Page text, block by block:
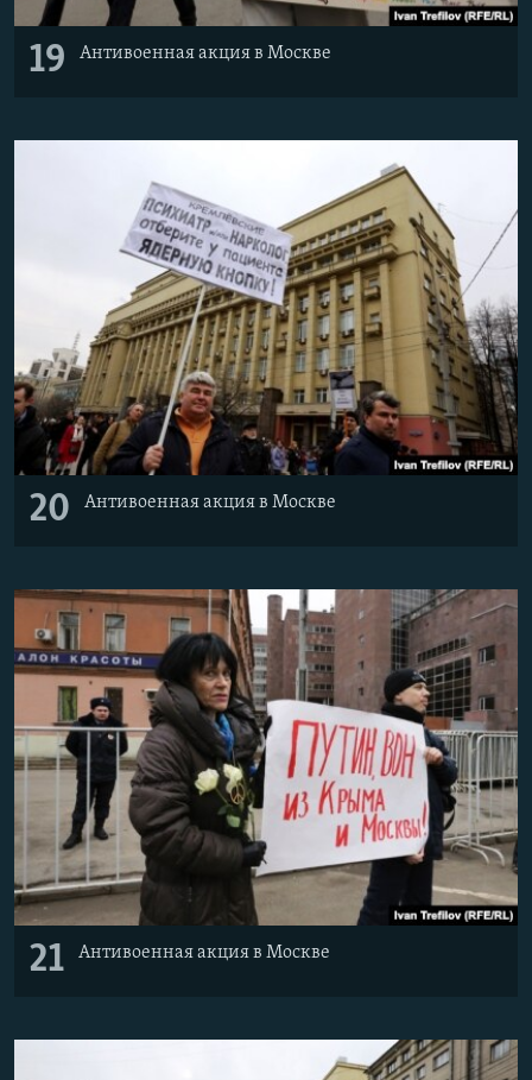
19 Антивоенная акция в Москве
20 Антивоенная акция в Москве
21 Антивоенная акция в Москве